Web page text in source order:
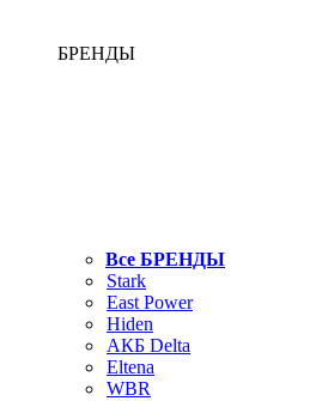
БРЕНДЫ
Все БРЕНДЫ
Stark
East Power
Hiden
АКБ Delta
Eltena
WBR